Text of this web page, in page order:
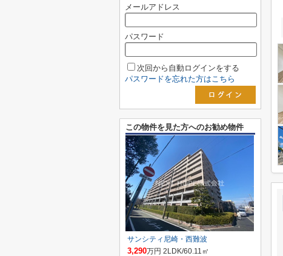
メールアドレス
パスワード
次回から自動ログインをする
パスワードを忘れた方はこちら
この物件を見た方へのお勧め物件
サンシティ尼崎・西難波
3,290万円 2LDK/60.11㎡